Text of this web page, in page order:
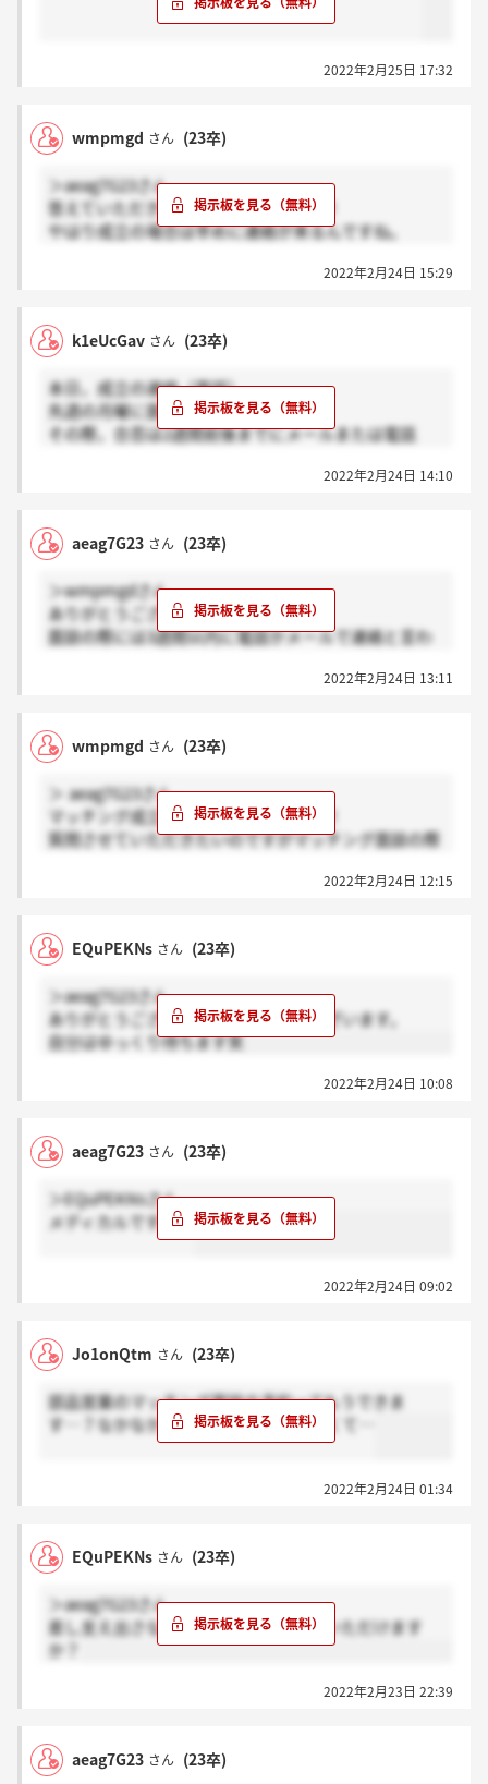
2022年2月25日 17:32
wmpmgd さん (23卒)
＞aeag7G23さん
答えていただきありがとうございます！
やはり成立の場合は早めに連絡が来るんですね。
2022年2月24日 15:29
k1eUcGav さん (23卒)
本日，成立の連絡（電話）
先週の月曜に面談
その際，合否は2週間前後までにメールまたは電話
2022年2月24日 14:10
aeag7G23 さん (23卒)
＞wmpmgdさん
ありがとうございます！
面談の際には3週間以内に電話かメールで連絡と言わ
2022年2月24日 13:11
wmpmgd さん (23卒)
＞ aeag7G23さん
マッチング成立おめでとうございます！
質問させていただきたいのですがマッチング面談の際
度と言われていましたか？
2022年2月24日 12:15
EQuPEKNs さん (23卒)
＞aeag7G23さん
ありがとうございます！おめでとうございます。
自分はゆっくり待ちます笑
2022年2月24日 10:08
aeag7G23 さん (23卒)
＞EQuPEKNsさん
メディカルですね。
2022年2月24日 09:02
Jo1onQtm さん (23卒)
部品営業のマッチング面談の予約ってもうできま
す…？なかなか予約フォーム出てこなくて…
2022年2月24日 01:34
EQuPEKNs さん (23卒)
＞aeag7G23さん
差し支え出さなければ部門の方教えていただけます
か？
2022年2月23日 22:39
aeag7G23 さん (23卒)